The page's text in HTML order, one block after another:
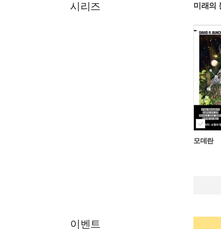
시리즈 미래의
모데란
이벤트